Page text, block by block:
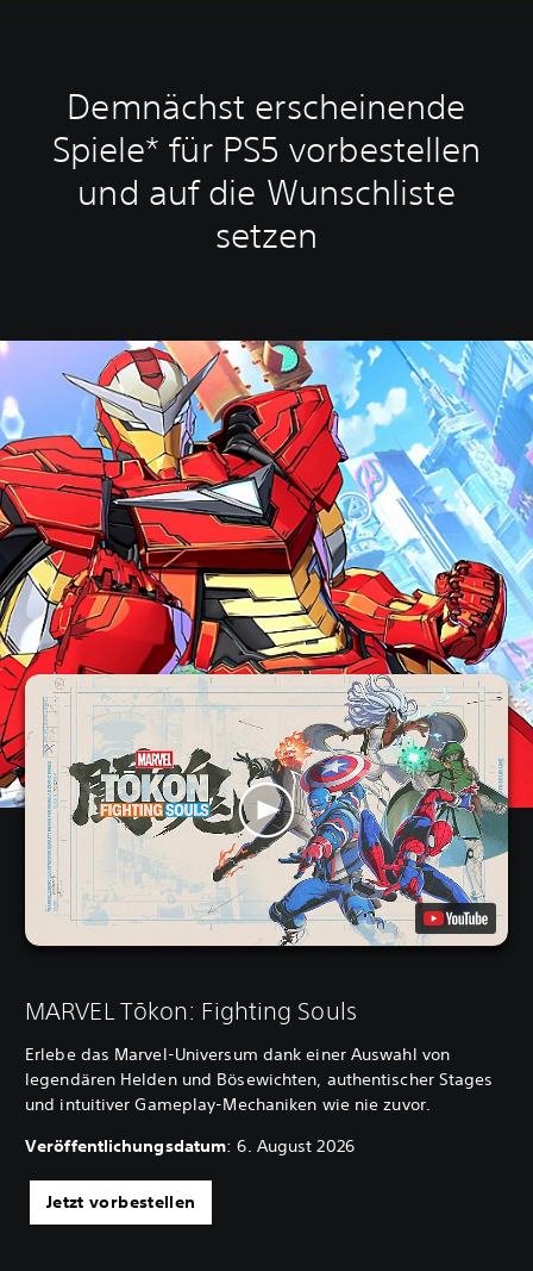
Demnächst erscheinende
Spiele* für PS5 vorbestellen
und auf die Wunschliste
setzen
MARVEL Tōkon: Fighting Souls
Erlebe das Marvel-Universum dank einer Auswahl von
legendären Helden und Bösewichten, authentischer Stages
und intuitiver Gameplay-Mechaniken wie nie zuvor.
Veröffentlichungsdatum: 6. August 2026
Jetzt vorbestellen